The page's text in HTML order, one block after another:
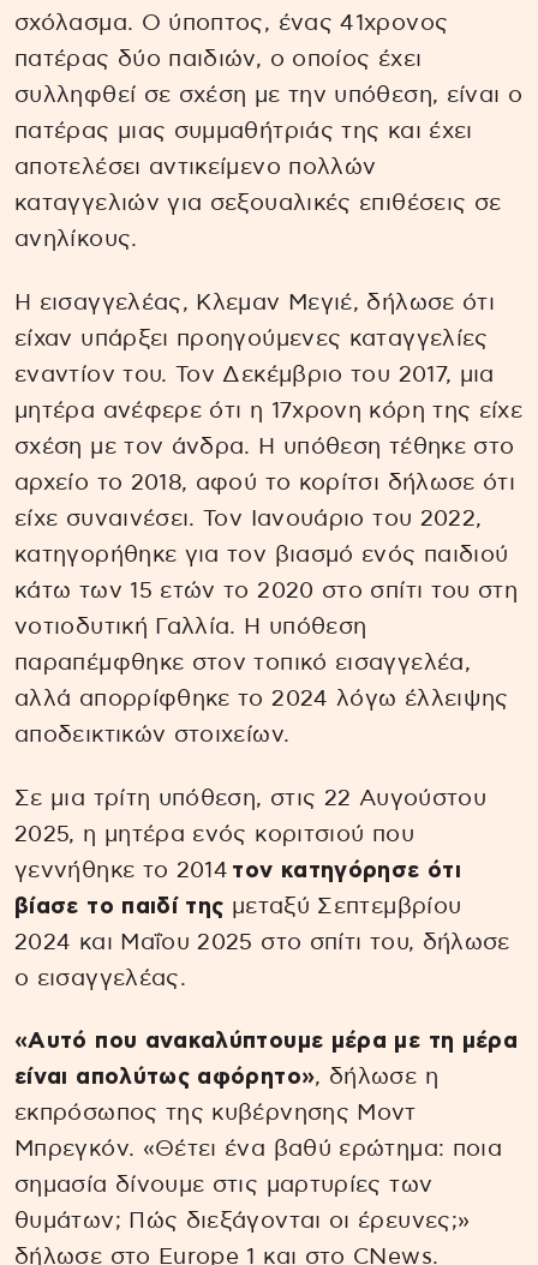
σχόλασμα. Ο ύποπτος, ένας 41χρονος
πατέρας δύο παιδιών, ο οποίος έχει
συλληφθεί σε σχέση με την υπόθεση, είναι ο
πατέρας μιας συμμαθήτριάς της και έχει
αποτελέσει αντικείμενο πολλών
καταγγελιών για σεξουαλικές επιθέσεις σε
ανηλίκους.
Η εισαγγελέας, Κλεμαν Μεγιέ, δήλωσε ότι
είχαν υπάρξει προηγούμενες καταγγελίες
εναντίον του. Τον Δεκέμβριο του 2017, μια
μητέρα ανέφερε ότι η 17χρονη κόρη της είχε
σχέση με τον άνδρα. Η υπόθεση τέθηκε στο
αρχείο το 2018, αφού το κορίτσι δήλωσε ότι
είχε συναινέσει. Τον Ιανουάριο του 2022,
κατηγορήθηκε για τον βιασμό ενός παιδιού
κάτω των 15 ετών το 2020 στο σπίτι του στη
νοτιοδυτική Γαλλία. Η υπόθεση
παραπέμφθηκε στον τοπικό εισαγγελέα,
αλλά απορρίφθηκε το 2024 λόγω έλλειψης
αποδεικτικών στοιχείων.
Σε μια τρίτη υπόθεση, στις 22 Αυγούστου
2025, η μητέρα ενός κοριτσιού που
γεννήθηκε το 2014 τον κατηγόρησε ότι
βίασε το παιδί της μεταξύ Σεπτεμβρίου
2024 και Μαΐου 2025 στο σπίτι του, δήλωσε
ο εισαγγελέας.
«Αυτό που ανακαλύπτουμε μέρα με τη μέρα
είναι απολύτως αφόρητο», δήλωσε η
εκπρόσωπος της κυβέρνησης Μοντ
Μπρεγκόν. «Θέτει ένα βαθύ ερώτημα: ποια
σημασία δίνουμε στις μαρτυρίες των
θυμάτων; Πώς διεξάγονται οι έρευνες;»
δήλωσε στο Europe 1 και στο CNews.